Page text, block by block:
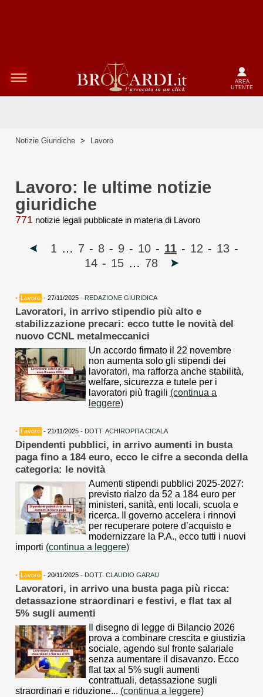
AREA
UTENTE
Notizie Giuridiche > Lavoro
Lavoro: le ultime notizie
giuridiche
771 notizie legali pubblicate in materia di Lavoro
1 … 7 - 8 - 9 - 10 - 11 - 12 - 13 -
14 - 15 … 78
• Lavoro - 27/11/2025 - REDAZIONE GIURIDICA
Lavoratori, in arrivo stipendio più alto e
stabilizzazione precari: ecco tutte le novità del
nuovo CCNL metalmeccanici
Un accordo firmato il 22 novembre
non aumenta solo gli stipendi dei
lavoratori, ma rafforza anche stabilità,
welfare, sicurezza e tutele per i
lavoratori più fragili (continua a
leggere)
• Lavoro - 21/11/2025 - DOTT. ACHIROPITA CICALA
Dipendenti pubblici, in arrivo aumenti in busta
paga fino a 184 euro, ecco le cifre a seconda della
categoria: le novità
Aumenti stipendi pubblici 2025-2027:
previsto rialzo da 52 a 184 euro per
ministeri, sanità, enti locali, scuola e
ricerca. Il governo accelera i rinnovi
per recuperare potere d’acquisto e
modernizzare la P.A., ecco tutti i nuovi
importi (continua a leggere)
• Lavoro - 20/11/2025 - DOTT. CLAUDIO GARAU
Lavoratori, in arrivo una busta paga più ricca:
detassazione straordinari e festivi, e flat tax al
5% sugli aumenti
Il disegno di legge di Bilancio 2026
prova a combinare crescita e giustizia
sociale, agendo sul fronte salariale
senza aumentare il disavanzo. Ecco
flat tax al 5% sugli aumenti
contrattuali, detassazione sugli
straordinari e riduzione... (continua a leggere)